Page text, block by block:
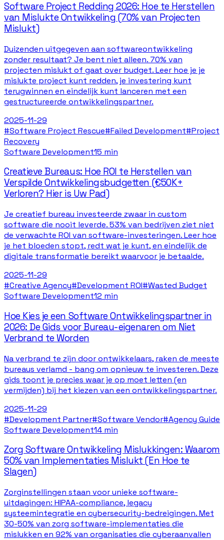
Software Project Redding 2026: Hoe te Herstellen
van Mislukte Ontwikkeling (70% van Projecten
Mislukt)
Duizenden uitgegeven aan softwareontwikkeling
zonder resultaat? Je bent niet alleen. 70% van
projecten mislukt of gaat over budget. Leer hoe je je
mislukte project kunt redden, je investering kunt
terugwinnen en eindelijk kunt lanceren met een
gestructureerde ontwikkelingspartner.
2025-11-29
#Software Project Rescue#Failed Development#Project
Recovery
Software Development15 min
Creatieve Bureaus: Hoe ROI te Herstellen van
Verspilde Ontwikkelingsbudgetten (€50K+
Verloren? Hier is Uw Pad)
Je creatief bureau investeerde zwaar in custom
software die nooit leverde. 53% van bedrijven ziet niet
de verwachte ROI van software-investeringen. Leer hoe
je het bloeden stopt, redt wat je kunt, en eindelijk de
digitale transformatie bereikt waarvoor je betaalde.
2025-11-29
#Creative Agency#Development ROI#Wasted Budget
Software Development12 min
Hoe Kies je een Software Ontwikkelingspartner in
2026: De Gids voor Bureau-eigenaren om Niet
Verbrand te Worden
Na verbrand te zijn door ontwikkelaars, raken de meeste
bureaus verlamd - bang om opnieuw te investeren. Deze
gids toont je precies waar je op moet letten (en
vermijden) bij het kiezen van een ontwikkelingspartner.
2025-11-29
#Development Partner#Software Vendor#Agency Guide
Software Development14 min
Zorg Software Ontwikkeling Mislukkingen: Waarom
50% van Implementaties Mislukt (En Hoe te
Slagen)
Zorginstellingen staan voor unieke software-
uitdagingen: HIPAA-compliance, legacy
systeemintegratie en cybersecurity-bedreigingen. Met
30-50% van zorg software-implementaties die
mislukken en 92% van organisaties die cyberaanvallen